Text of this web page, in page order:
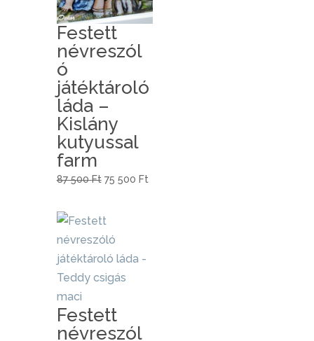
Festett
névreszól
ó
játéktároló
láda –
Kislány
kutyussal
farm
87 500Ft Original
87
500 Ft.
75 500 FtCurrent
Festett
névreszól